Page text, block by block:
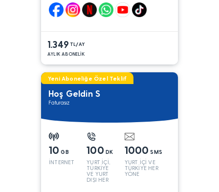
1.349 TL/AY
AYLIK ABONELİK
Yeni Aboneliğe Özel Teklif
Hoş Geldin S
Faturasız
10 GB
İNTERNET
100 DK
YURT İÇİ,
TÜRKİYE
VE YURT
DIŞI HER
1000 SMS
YURT İÇİ VE
TÜRKİYE HER
YÖNE